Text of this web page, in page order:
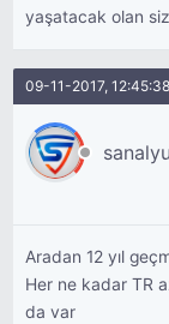
yaşatacak olan
09-11-2017, 12:45:38
Aradan 12 yıl
Her ne kadar TR
da var